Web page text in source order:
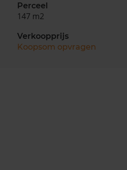
Perceel
147 m2
Verkoopprijs
Koopsom opvragen